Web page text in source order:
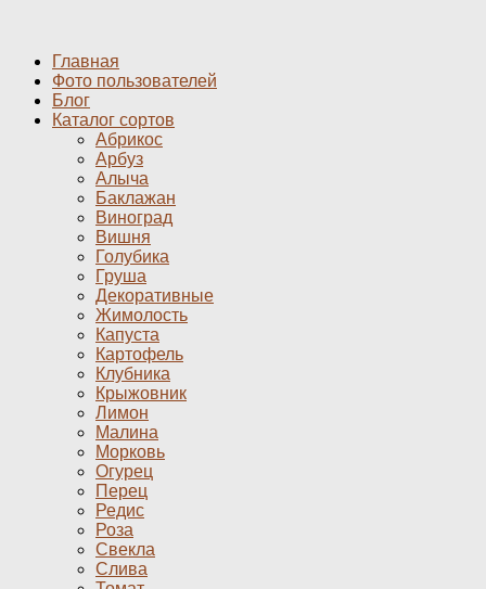
Главная
Фото пользователей
Блог
Каталог сортов
Абрикос
Арбуз
Алыча
Баклажан
Виноград
Вишня
Голубика
Груша
Декоративные
Жимолость
Капуста
Картофель
Клубника
Крыжовник
Лимон
Малина
Морковь
Огурец
Перец
Редис
Роза
Свекла
Слива